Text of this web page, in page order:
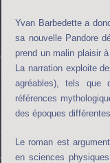
Yvan Barbedette a
sa nouvelle Pandore
prend un malin plaisir
La narration exploite
agréables), tels que
références
des époques différentes.
Le roman est
en sciences